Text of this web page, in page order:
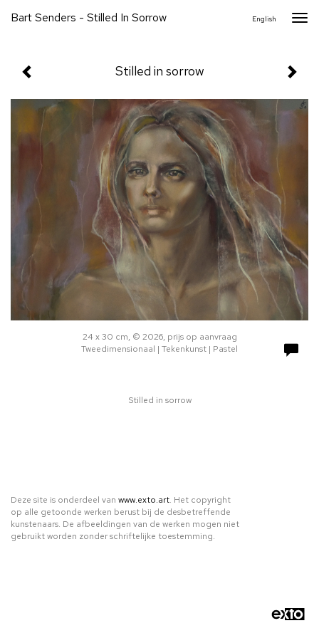
Bart Senders - Stilled In Sorrow English
Stilled in sorrow
24 x 30 cm, © 2026, prijs op aanvraag
Tweedimensionaal | Tekenkunst | Pastel
Stilled in sorrow
Deze site is onderdeel van www.exto.art. Het copyright
op alle getoonde werken berust bij de desbetreffende
kunstenaars. De afbeeldingen van de werken mogen niet
gebruikt worden zonder schriftelijke toestemming.